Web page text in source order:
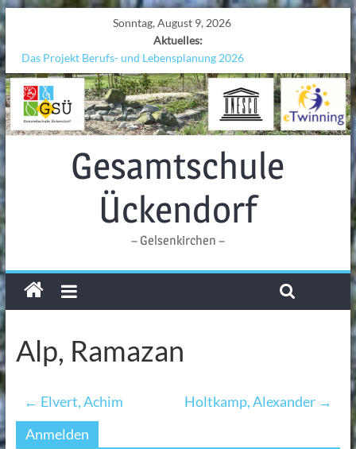
Sonntag, August 9, 2026
Aktuelles:
Das Projekt Berufs- und Lebensplanung 2026
UNESCO Stadtradeln „Grenzen überwinden“
KCC-Workshop
Sicherheit auf den Wellen: Lehrkräfte bilden sich in Alicante fort
Ferien!!!
Gesamtschule
Ückendorf
– Gelsenkirchen –
Alp, Ramazan
← Elvert, Achim Holtkamp, Alexander →
Anmelden